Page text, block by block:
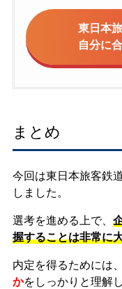
東日本
自分に
まとめ
今回は東日本旅客鉄
しました。
選考を進める上で、
握することは非常に
内定を得るためには、
かをしっかりと理解し